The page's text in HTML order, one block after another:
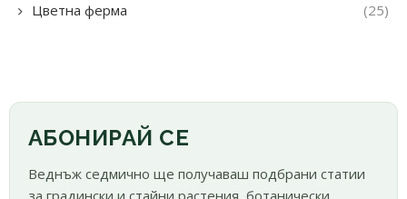
Цветна ферма (25)
АБОНИРАЙ СЕ
Веднъж седмично ще получаваш подбрани статии